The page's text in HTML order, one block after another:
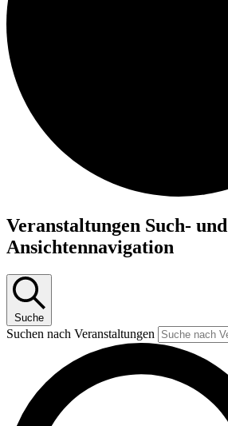
Veranstaltungen Such- und
Ansichtennavigation
Suche
Suchen nach Veranstaltungen